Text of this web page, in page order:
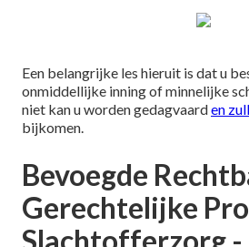
Een belangrijke les hieruit is dat u
onmiddellijke inning of minnelijke
niet kan u worden gedagvaarden
bijkomen.
Bevoegde
Gerechtelijke